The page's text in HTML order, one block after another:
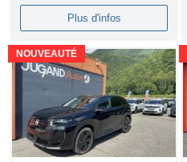
Plus d'infos
NOUVEAUTÉ